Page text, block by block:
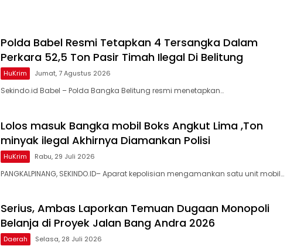
Polda Babel Resmi Tetapkan 4 Tersangka Dalam
Perkara 52,5 Ton Pasir Timah Ilegal Di Belitung
HuKrim Jumat, 7 Agustus 2026
Sekindo.id Babel – Polda Bangka Belitung resmi menetapkan…
Lolos masuk Bangka mobil Boks Angkut Lima ,Ton
minyak ilegal Akhirnya Diamankan Polisi
HuKrim Rabu, 29 Juli 2026
PANGKALPINANG, SEKINDO.ID– Aparat kepolisian mengamankan satu unit mobil…
Serius, Ambas Laporkan ‎Temuan Dugaan Monopoli
Belanja di Proyek Jalan Bang Andra 2026
Daerah Selasa, 28 Juli 2026